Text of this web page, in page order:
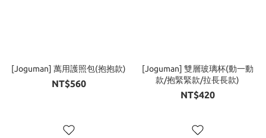
[Joguman] 萬用護照包(抱抱款)
NT$560
[Joguman] 雙層玻璃杯(動一動
款/抱緊緊款/拉長長款)
NT$420